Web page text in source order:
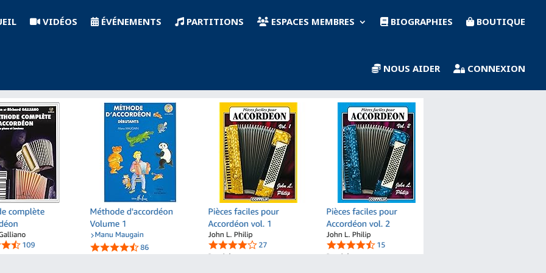
VIDÉOS ÉVÉNEMENTS PARTITIONS ESPACES MEMBRES BIOGRAPHIES BOUTIQUE
NOUS AIDER CONNEXION